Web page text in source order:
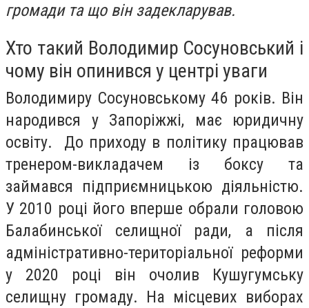
громади та що він задекларував.
Хто такий Володимир Сосуновський і
чому він опинився у центрі уваги
Володимиру Сосуновському 46 років. Він
народився у Запоріжжі, має юридичну
освіту. До приходу в політику працював
тренером-викладачем із боксу та
займався підприємницькою діяльністю.
У 2010 році його вперше обрали головою
Балабинської селищної ради, а після
адміністративно-територіальної реформи
у 2020 році він очолив Кушугумську
селищну громаду. На місцевих виборах